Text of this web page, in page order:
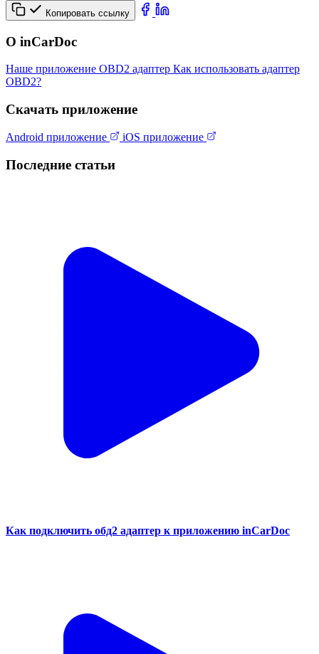
Копировать ссылку
О inCarDoc
Наше приложение OBD2 адаптер Как использовать адаптер
OBD2?
Скачать приложение
Android приложение iOS приложение
Последние статьи
Как подключить обд2 адаптер к приложению inCarDoc